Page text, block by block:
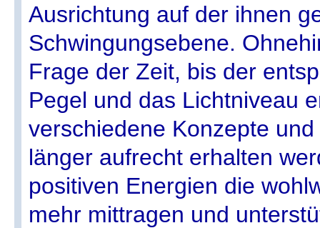
Ausrichtung auf der ihnen
Schwingungsebene.
Frage der Zeit, bis der
Pegel und das Lichtniveau
verschiedene Konzepte
länger aufrecht erhalten
positiven Energien die
mehr mittragen und